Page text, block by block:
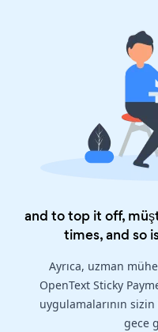
and to top it off,
times, and so
Ayrıca, uzman
OpenText Sticky
uygulamalarının sizin
gece